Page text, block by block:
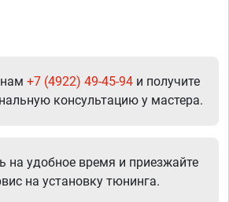
+7 (4922) 49-45-94 и получите
консультацию у мастера.
на удобное время и приезжайте
на установку тюнинга.